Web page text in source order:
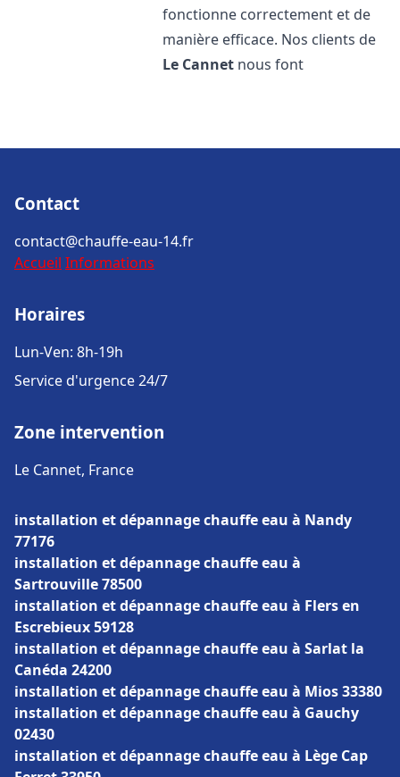
fonctionne correctement et de
manière efficace. Nos clients de
Le Cannet nous font
Contact
contact@chauffe-eau-14.fr
Accueil Informations
Horaires
Lun-Ven: 8h-19h
Service d'urgence 24/7
Zone intervention
Le Cannet, France
installation et dépannage chauffe eau à Nandy
77176
installation et dépannage chauffe eau à
Sartrouville 78500
installation et dépannage chauffe eau à Flers en
Escrebieux 59128
installation et dépannage chauffe eau à Sarlat la
Canéda 24200
installation et dépannage chauffe eau à Mios 33380
installation et dépannage chauffe eau à Gauchy
02430
installation et dépannage chauffe eau à Lège Cap